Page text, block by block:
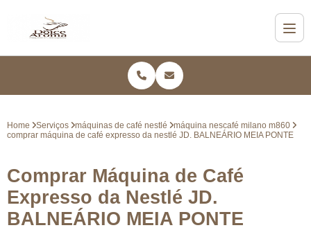
Home Serviços máquinas de café nestlé
máquina nescafé milano m860
comprar máquina de café expresso da nestlé JD. BALNEÁRIO MEIA PONTE
Comprar Máquina de Café
Expresso da Nestlé JD.
BALNEÁRIO MEIA PONTE